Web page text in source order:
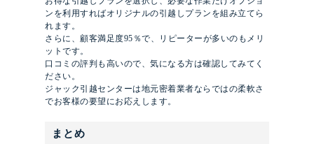
ンを利用すればオリジナルの引越しプランを組み立てら
れます。
さらに、顧客満足度95％で、リピーターが多いのもメリ
ットです。
口コミの評判も高いので、気になる方は確認してみてく
ださい。
ジャック引越センターは地元密着業者ならではの柔軟さ
でお客様の要望にお応えします。
まとめ